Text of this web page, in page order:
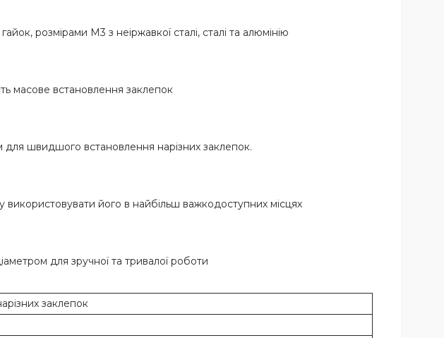
розмірами М3 з неіржавкої сталі, сталі та алюмінію
масове встановлення заклепок
для швидшого встановлення нарізних заклепок.
використовувати його в найбільш важкодоступних місцях
для зручної та тривалої роботи
заклепок